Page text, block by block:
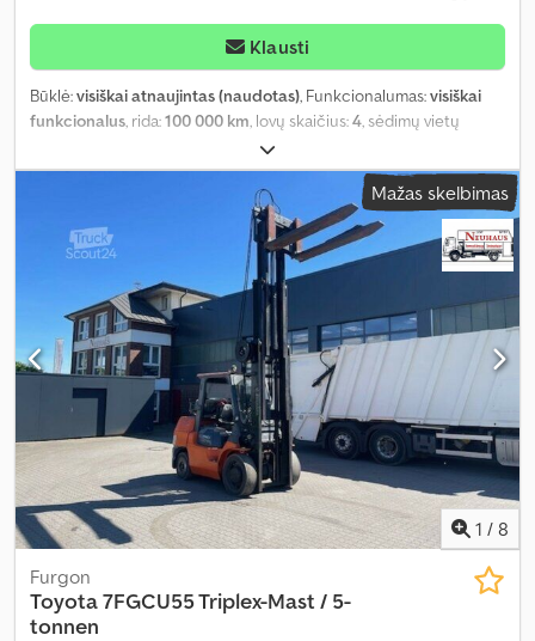
Klausti
Būklė:visiškai atnaujintas (naudotas), Funkcionalumas:visiškai
funkcionalus , rida:100 000 km , lovų skaičius:4 , sėdimų vietų
, pavaros tipas:
smėlio spalvos, pirmoji registracija:07/2026, kita apžiūra (TÜV):
, važiuoklės gamintojas:Toyota , bendras ilgis:4 900 mm,
, bendras aukštis:280 mm
konfigūracija:
, kombinuota degalų sąnauda:13 l/100 km,
, darbinė masė:2 400 kg
ABS,
automobilio registracija, dušas, navigacijos sistema, nerūkantis
automobilis, viengulė lova, viengulės lovos, virtuvė transporto
priemonėje, vonios kambarys,
Mažas skelbimas
1 / 8
Furgon
Toyota7FGCU55 Triplex-Mast / 5-
tonnen